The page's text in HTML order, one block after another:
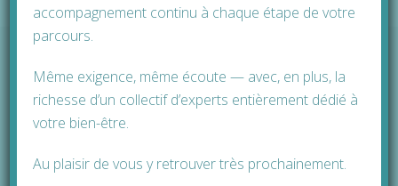
Vous désirez prendre rendez-vous ?
question qui vous préoccupe ?
accompagnement continu à chaque étape de votre
parcours.
Même exigence, même écoute — avec, en plus, la
richesse d’un collectif d’experts entièrement dédié à
votre bien-être.
Au plaisir de vous y retrouver très prochainement.